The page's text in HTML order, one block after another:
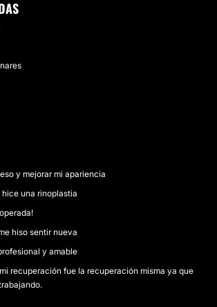
y mejorar mi apariencia
hice una rinoplastia
hiso sentir nueva
y amable
recuperación fue la recuperación misma ya que